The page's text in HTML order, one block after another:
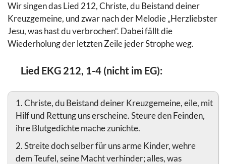
Wir singen das Lied 212, Christe, du Beistand deiner
Kreuzgemeine, und zwar nach der Melodie „Herzliebster
Jesu, was hast du verbrochen“. Dabei fällt die
Wiederholung der letzten Zeile jeder Strophe weg.
Lied EKG 212, 1-4 (nicht im EG):
1. Christe, du Beistand deiner Kreuzgemeine, eile, mit
Hilf und Rettung uns erscheine. Steure den Feinden,
ihre Blutgedichte mache zunichte.
2. Streite doch selber für uns arme Kinder, wehre
dem Teufel, seine Macht verhinder; alles, was